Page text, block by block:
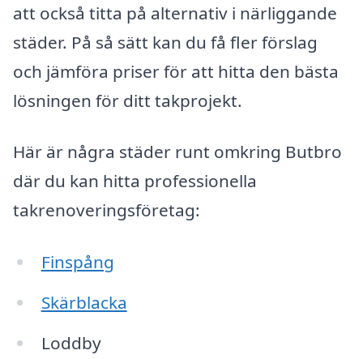
att också titta på alternativ i närliggande
städer. På så sätt kan du få fler förslag
och jämföra priser för att hitta den bästa
lösningen för ditt takprojekt.
Här är några städer runt omkring Butbro
där du kan hitta professionella
takrenoveringsföretag:
Finspång
Skärblacka
Loddby